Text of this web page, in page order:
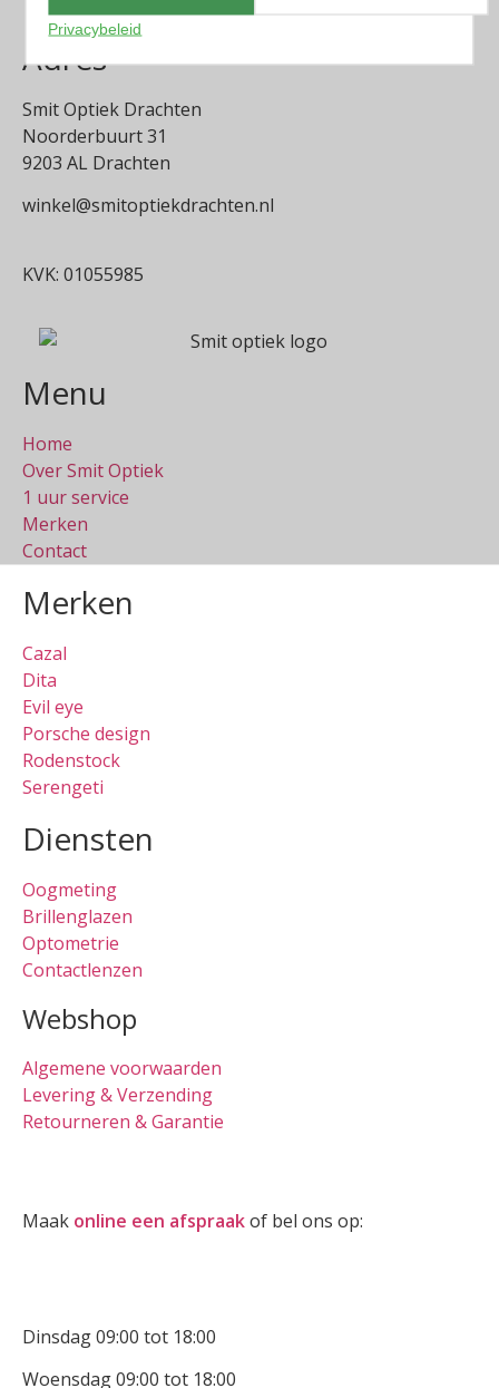
Adres
Smit Optiek Drachten
Noorderbuurt 31
9203 AL Drachten
winkel@smitoptiekdrachten.nl
KVK: 01055985
Menu
Home
Over Smit Optiek
1 uur service
Merken
Contact
Merken
Cazal
Dita
Evil eye
Porsche design
Rodenstock
Serengeti
Diensten
Oogmeting
Brillenglazen
Optometrie
Contactlenzen
Webshop
Algemene voorwaarden
Levering & Verzending
Retourneren & Garantie
Maak online een afspraakof bel ons op:
Dinsdag 09:00 tot 18:00
Woensdag 09:00 tot 18:00
Privacybeleid